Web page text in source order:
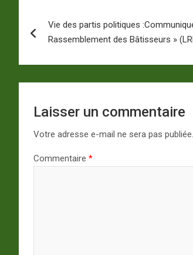
de
l’article
Vie des partis politiques
Rassemblement des Bâtisseurs »
Laisser un commentaire
Votre adresse e-mail ne sera pas publiée.
Commentaire *